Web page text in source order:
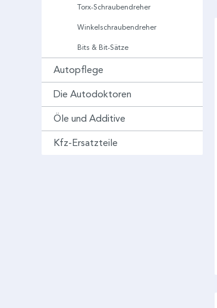
Torx-Schraubendreher
Winkelschraubendreher
Bits & Bit-Sätze
Autopflege
Die Autodoktoren
Öle und Additive
Kfz-Ersatzteile